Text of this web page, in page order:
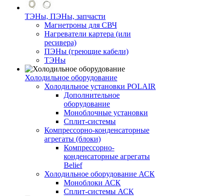
ТЭНы, ПЭНы, запчасти
Магнетроны для СВЧ
Нагреватели картера (или
ресивера)
ПЭНы (греющие кабели)
ТЭНы
Холодильное оборудование
Холодильное установки POLAIR
Дополнительное
оборудование
Моноблочные установки
Сплит-системы
Компрессорно-конденсаторные
агрегаты (блоки)
Компрессорно-
конденсаторные агрегаты
Belief
Холодильное оборудование АСК
Моноблоки АСК
Сплит-системы АСК